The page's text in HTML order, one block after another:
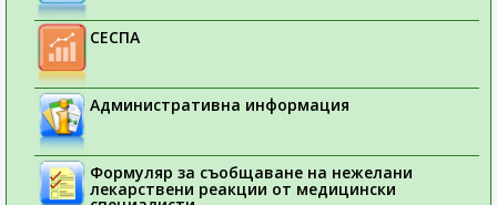
СЕСПА
Административна информация
Формуляр за съобщаване на нежелани
лекарствени реакции от медицински